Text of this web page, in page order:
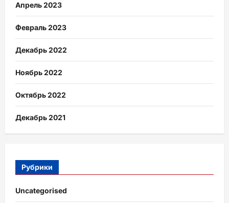
Апрель 2023
Февраль 2023
Декабрь 2022
Ноябрь 2022
Октябрь 2022
Декабрь 2021
Рубрики
Uncategorised